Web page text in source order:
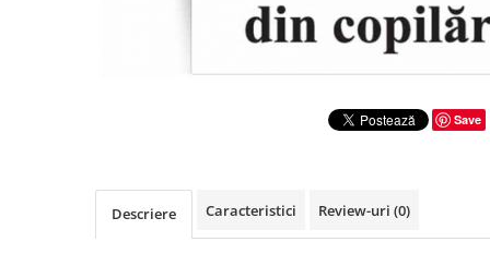
Publicistica / Reportaje / Interviuri
Save
Descriere Caracteristici Review-uri (0)